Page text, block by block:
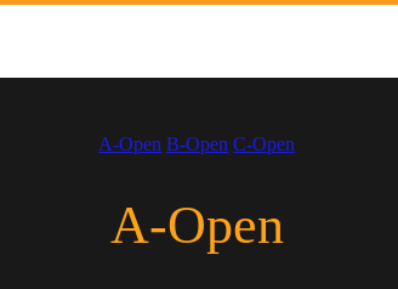
A-Open B-Open C-Open
A-Open